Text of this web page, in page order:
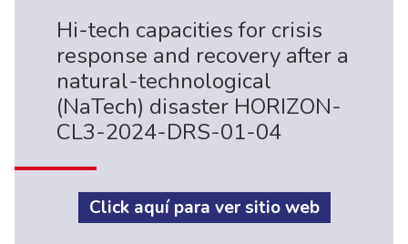
Hi-tech capacities for crisis
response and recovery after a
natural-technological
(NaTech) disaster HORIZON-
CL3-2024-DRS-01-04
Click aquí para ver sitio web